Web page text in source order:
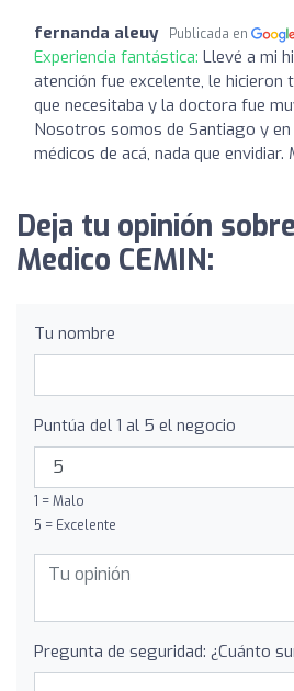
fernanda aleuy Publicada en
Experiencia fantástica: Llevé a mi
atención fue excelente, le hicieron
que necesitaba y la doctora fue
Nosotros somos de Santiago y
médicos de acá, nada que envidiar.
Deja tu opinión
Medico CEMIN:
Tu nombre
Puntúa del 1 al 5 el negocio
1 = Malo
5 = Excelente
Pregunta de seguridad: ¿Cuánto